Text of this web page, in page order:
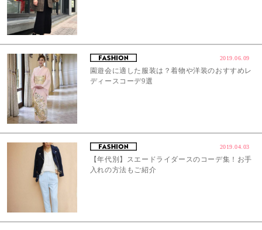
2019.06.09
園遊会に適した服装は？着物や洋装のおすすめレ
ディースコーデ9選
2019.04.03
【年代別】スエードライダースのコーデ集！お手
入れの方法もご紹介